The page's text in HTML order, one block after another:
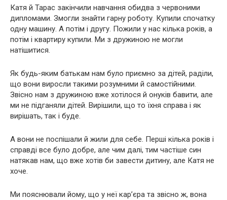
Катя й Тарас закінчили навчання обидва з червоними
дипломами. Змогли знайти гарну роботу. Купили спочатку
одну машину. А потім і другу. Пожили у нас кілька років, а
потім і квартиру купили. Ми з дружиною не могли
натішитися.
Як будь-яким батькам нам було приємно за дітей, раділи,
що вони виросли такими розумними й самостійними.
Звісно нам з дружиною вже хотілося й онуків бавити, але
ми не підганяли дітей. Вирішили, що то їхня справа і як
вирішать, так і буде.
А вони не поспішали й жили для себе. Перші кілька років і
справді все було добре, але чим далі, тим частіше син
натякав нам, що вже хотів би завести дитину, але Катя не
хоче.
Ми пояснювали йому, що у неї кар’єра та звісно ж, вона